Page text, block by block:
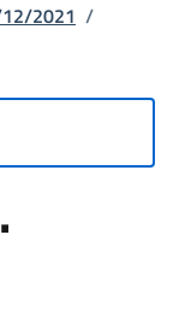
2021 /